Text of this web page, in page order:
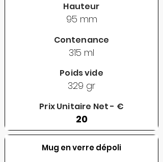
Hauteur
95 mm
Contenance
315 ml
Poids vide
329 gr
Prix Unitaire Net - €
20
Mug en verre dépoli